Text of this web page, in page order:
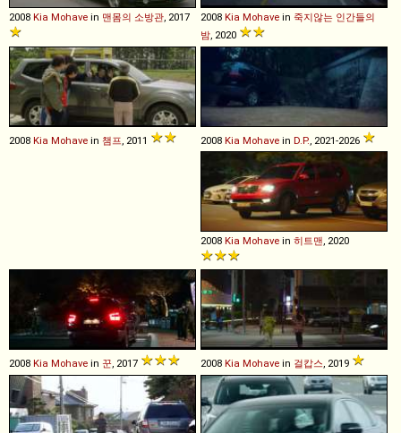
2008 Kia Mohave in 맨몸의 소방관, 2017 2008 Kia Mohave in 죽지않는 인간들의
밤, 2020
2008 Kia Mohave in 챔프, 2011 2008 Kia Mohave in D.P., 2021-2026
2008 Kia Mohave in 히트맨, 2020
2008 Kia Mohave in 꾼, 2017 2008 Kia Mohave in 걸캅스, 2019